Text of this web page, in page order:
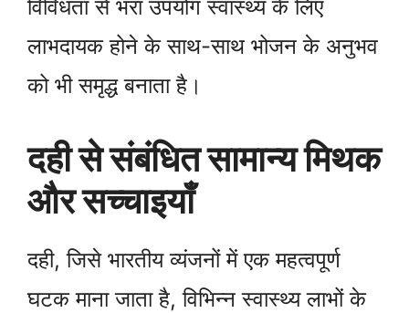
विविधता से भरा उपयोग स्वास्थ्य के लिए
लाभदायक होने के साथ-साथ भोजन के अनुभव
को भी समृद्ध बनाता है।
दही से संबंधित सामान्य मिथक
और सच्चाइयाँ
दही, जिसे भारतीय व्यंजनों में एक महत्वपूर्ण
घटक माना जाता है, विभिन्न स्वास्थ्य लाभों के